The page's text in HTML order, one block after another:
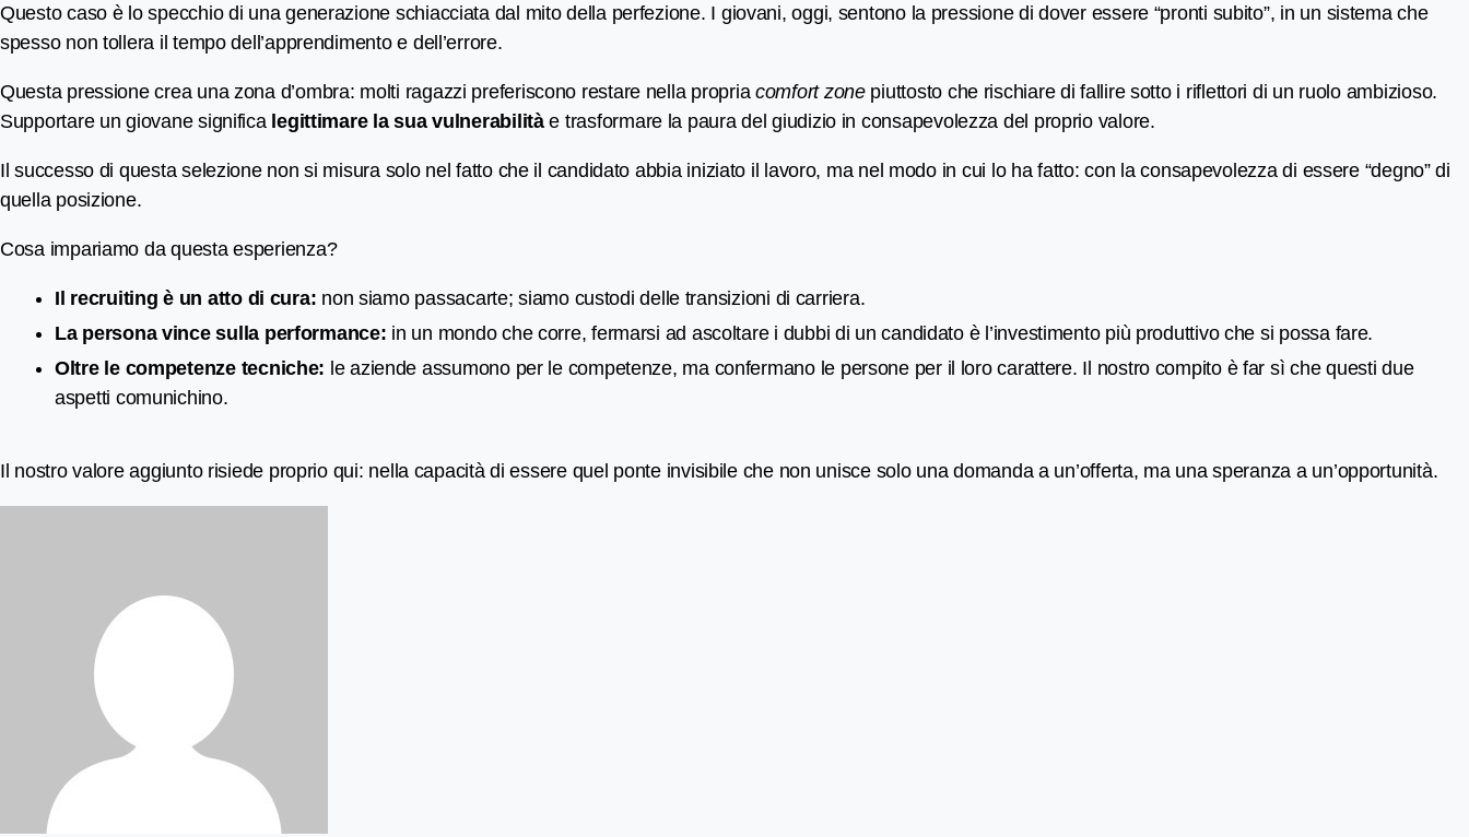
Questo caso è lo specchio di una generazione schiacciata dal mito della perfezione. I giovani, oggi, sentono la pressione di dover essere “pronti subito”, in un sistema che
spesso non tollera il tempo dell’apprendimento e dell’errore.
Questa pressione crea una zona d’ombra: molti ragazzi preferiscono restare nella propria comfort zonepiuttosto che rischiare di fallire sotto i riflettori di un ruolo ambizioso.
Supportare un giovane significa legittimare la sua vulnerabilitàe trasformare la paura del giudizio in consapevolezza del proprio valore.
Il successo di questa selezione non si misura solo nel fatto che il candidato abbia iniziato il lavoro, ma nel modo in cui lo ha fatto: con la consapevolezza di essere “degno” di
quella posizione.
Cosa impariamo da questa esperienza?
Il recruiting è un atto di cura: non siamo passacarte; siamo custodi delle transizioni di carriera.
La persona vince sulla performance: in un mondo che corre, fermarsi ad ascoltare i dubbi di un candidato è l’investimento più produttivo che si possa fare.
Oltre le competenze tecniche: le aziende assumono per le competenze, ma confermano le persone per il loro carattere. Il nostro compito è far sì che questi due
aspetti comunichino.
Il nostro valore aggiunto risiede proprio qui: nella capacità di essere quel ponte invisibile che non unisce solo una domanda a un’offerta, ma una speranza a un’opportunità.